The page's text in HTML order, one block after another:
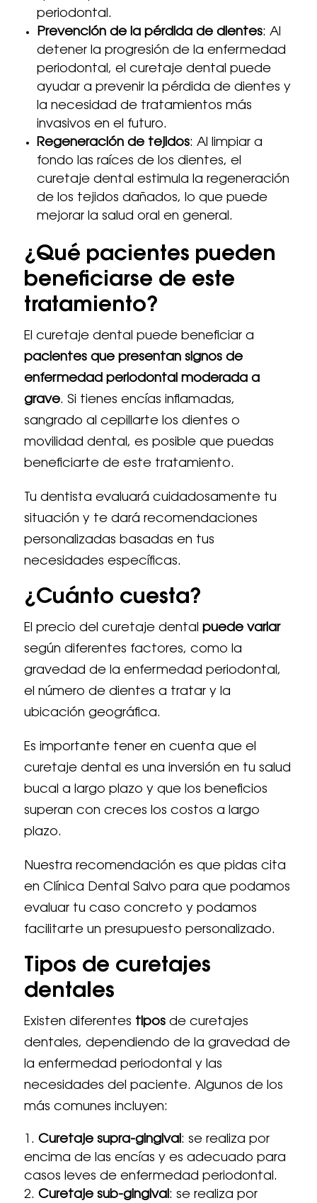
periodontal.
Prevención de la pérdida de dientes: Al
detener la progresión de la enfermedad
periodontal, el curetaje dental puede
ayudar a prevenir la pérdida de dientes y
la necesidad de tratamientos más
invasivos en el futuro.
Regeneración de tejidos: Al limpiar a
fondo las raíces de los dientes, el
curetaje dental estimula la regeneración
de los tejidos dañados, lo que puede
mejorar la salud oral en general.
¿Qué pacientes pueden
beneficiarse de este
tratamiento?
El curetaje dental puede beneficiar a
pacientes que presentan signos de
enfermedad periodontal moderada a
grave. Si tienes encías inflamadas,
sangrado al cepillarte los dientes o
movilidad dental, es posible que puedas
beneficiarte de este tratamiento.
Tu dentista evaluará cuidadosamente tu
situación y te dará recomendaciones
personalizadas basadas en tus
necesidades específicas.
¿Cuánto cuesta?
El precio del curetaje dental puede variar
según diferentes factores, como la
gravedad de la enfermedad periodontal,
el número de dientes a tratar y la
ubicación geográfica.
Es importante tener en cuenta que el
curetaje dental es una inversión en tu salud
bucal a largo plazo y que los beneficios
superan con creces los costos a largo
plazo.
Nuestra recomendación es que pidas cita
en Clínica Dental Salvo para que podamos
evaluar tu caso concreto y podamos
facilitarte un presupuesto personalizado.
Tipos de curetajes
dentales
Existen diferentes tipos de curetajes
dentales, dependiendo de la gravedad de
la enfermedad periodontal y las
necesidades del paciente. Algunos de los
más comunes incluyen:
Curetaje supra-gingival: se realiza por
encima de las encías y es adecuado para
casos leves de enfermedad periodontal.
Curetaje sub-gingival: se realiza por